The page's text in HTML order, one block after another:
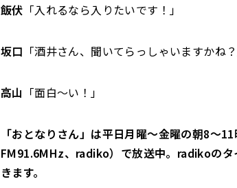
飯伏 「入れるなら入りたいです！」
坂口 「酒井さん、聞いてらっしゃいますかね？
高山 「面白～い！」
「おとなりさん」は平日月曜～金曜の朝8～
FM91.6MHz、radiko）で放送中。radikoの
きます。